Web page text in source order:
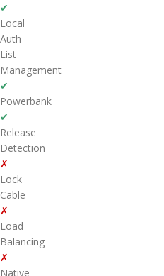
✔
Local
Auth
List
Management
✔
Powerbank
✔
Release
Detection
✗
Lock
Cable
✗
Load
Balancing
✗
Native